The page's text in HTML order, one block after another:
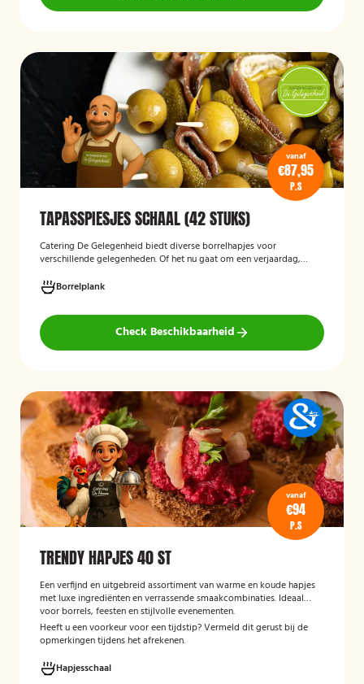
vanaf
€87,95
P.S
TAPASSPIESJES SCHAAL (42 STUKS)
Catering De Gelegenheid biedt diverse borrelhapjes voor
verschillende gelegenheden. Of het nu gaat om een verjaardag,
Hieronder ziet u een selectie uit ons aanbod. De tapasspiesjesschaal
is geschikt voor maximaal 6 personen.
Borrelplank
Check Beschikbaarheid
vanaf
€94
P.S
TRENDY HAPJES 40 ST
Een verfijnd en uitgebreid assortiment van warme en koude hapjes
met luxe ingrediënten en verrassende smaakcombinaties. Ideaal
voor borrels, feesten en stijlvolle evenementen.
Heeft u een voorkeur voor een tijdstip? Vermeld dit gerust bij de
opmerkingen tijdens het afrekenen.
Hapjesschaal